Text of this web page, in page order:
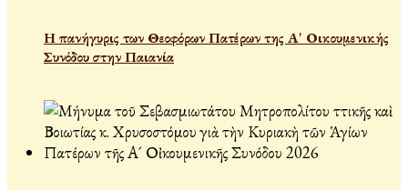
Η πανήγυρις των Θεοφόρων Πατέρων της Α' Οικουμενικής
Συνόδου στην Παιανία